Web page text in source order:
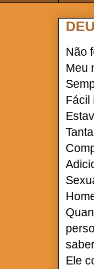
Não
Meu
Fácil
Ele